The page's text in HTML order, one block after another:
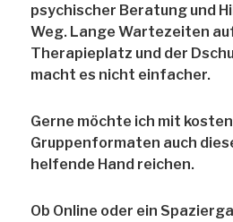
psychischer Beratung und
Weg. Lange Wartezeiten
Therapieplatz und der
macht es nicht einfacher.
Gerne möchte ich mit
Gruppenformaten auch
helfende Hand reichen.
Ob Online oder ein